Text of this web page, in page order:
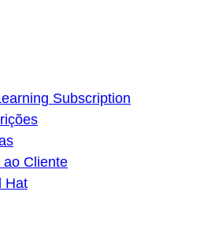
Subscription
ao Cliente
Hat